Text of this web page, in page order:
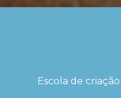
Escola de criação